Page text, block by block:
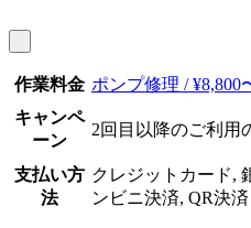
作業料金 ポンプ修理 / ¥8,800
キャンペ
ーン
2回目以降のご利用
支払い方
法
クレジットカード,
ンビニ決済, QR決済